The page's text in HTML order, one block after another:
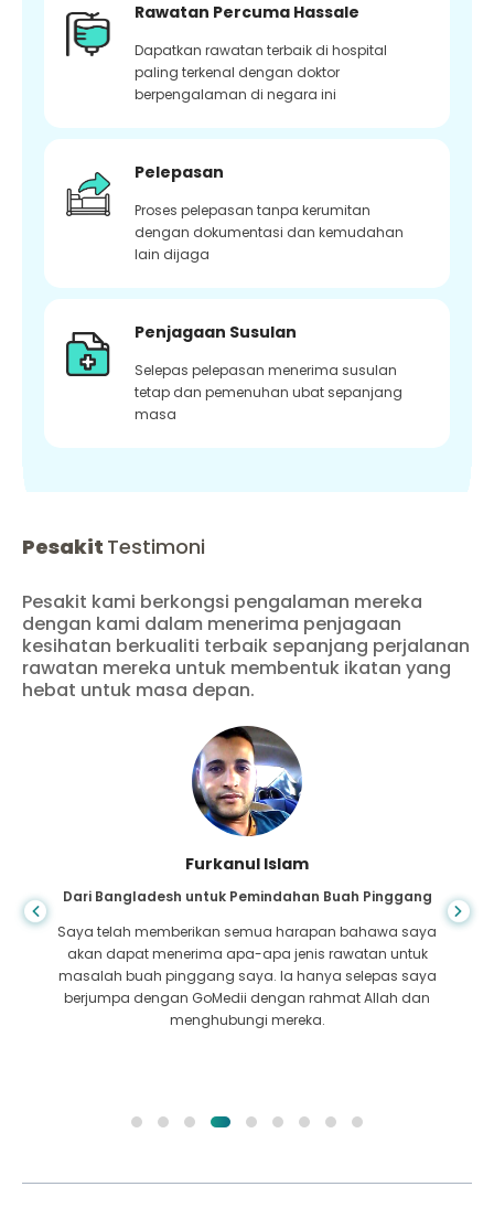
Rawatan Percuma Hassale
Dapatkan rawatan terbaik di hospital
paling terkenal dengan doktor
berpengalaman di negara ini
Pelepasan
Proses pelepasan tanpa kerumitan
dengan dokumentasi dan kemudahan
lain dijaga
Penjagaan Susulan
Selepas pelepasan menerima susulan
tetap dan pemenuhan ubat sepanjang
masa
Pesakit Testimoni
Pesakit kami berkongsi pengalaman mereka
dengan kami dalam menerima penjagaan
kesihatan berkualiti terbaik sepanjang perjalanan
rawatan mereka untuk membentuk ikatan yang
hebat untuk masa depan.
Furkanul Islam
Dari Bangladesh untuk Pemindahan Buah Pinggang
Saya telah memberikan semua harapan bahawa saya
akan dapat menerima apa-apa jenis rawatan untuk
masalah buah pinggang saya. Ia hanya selepas saya
berjumpa dengan GoMedii dengan rahmat Allah dan
menghubungi mereka.